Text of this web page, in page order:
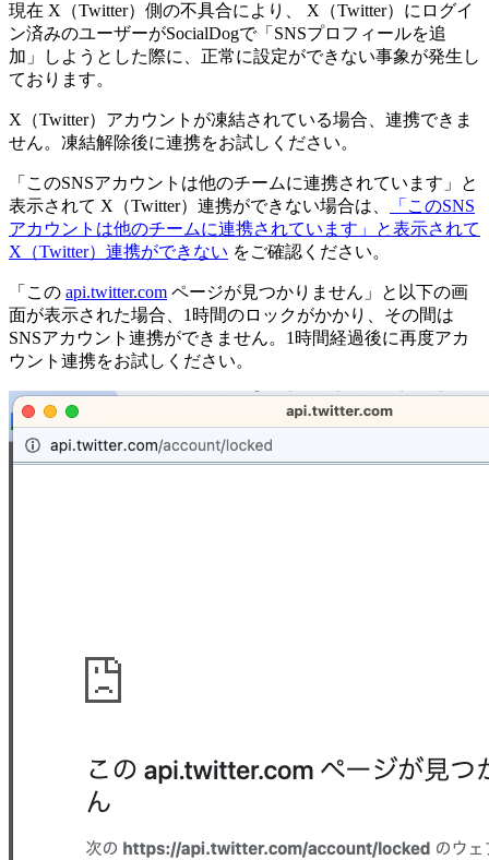
現在 X（Twitter）側の不具合により、 X（Twitter）にログイ
ン済みのユーザーがSocialDogで「SNSプロフィールを追
加」しようとした際に、正常に設定ができない事象が発生し
ております。
X（Twitter）アカウントが凍結されている場合、連携できま
せん。凍結解除後に連携をお試しください。
「このSNSアカウントは他のチームに連携されています」と
表示されて X（Twitter）連携ができない場合は、
「このSNS
アカウントは他のチームに連携されています」と表示されて
X（Twitter）連携ができない をご確認ください。
「この api.twitter.com ページが見つかりません」と以下の画
面が表示された場合、1時間のロックがかかり、その間は
SNSアカウント連携ができません。1時間経過後に再度アカ
ウント連携をお試しください。